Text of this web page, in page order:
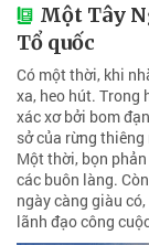
Một Tây
Tổ quốc
Có một thời, khi
xa, heo hút. Trong
xác xơ bởi bom
sở của rừng
Một thời, bọn
các buôn làng.
ngày càng giàu
lãnh đạo công